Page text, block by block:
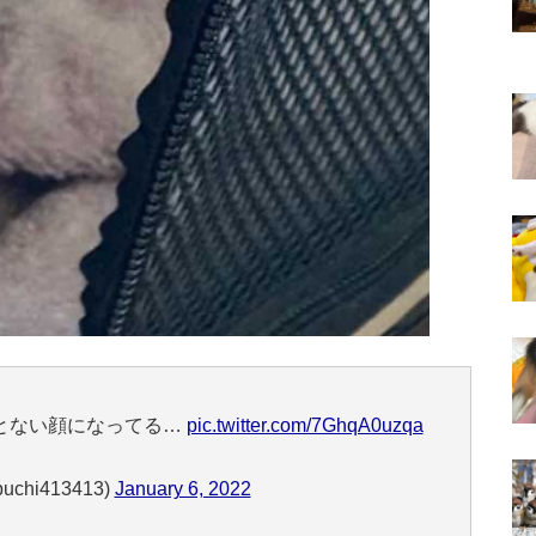
ない顔になってる… pic.twitter.com/7GhqA0uzqa
January 6, 2022